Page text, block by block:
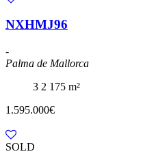
NXHMJ96
-
Palma de Mallorca
3 2 175 m²
1.595.000€
SOLD